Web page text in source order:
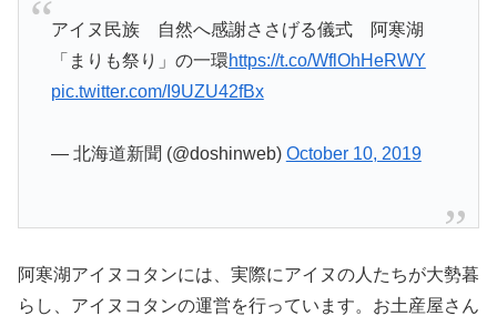
アイヌ民族 自然へ感謝ささげる儀式 阿寒湖
「まりも祭り」の一環https://t.co/WflOhHeRWY
pic.twitter.com/I9UZU42fBx
— 北海道新聞 (@doshinweb) October 10, 2019
阿寒湖アイヌコタンには、実際にアイヌの人たちが大勢暮
らし、アイヌコタンの運営を行っています。お土産屋さん